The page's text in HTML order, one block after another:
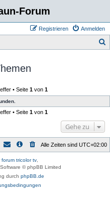
Forum
Anmelden
Registrieren
• Seite 1von 1
• Seite 1von 1
Gehe zu
Alle Zeiten sind UTC+02:00
forum tricolor tv
© phpBB Limited
durch phpBB.de